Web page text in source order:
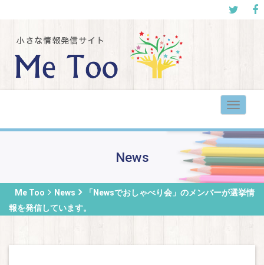
Toggle
News
Me Too News
「Newsでおしゃべり会」のメンバーが選挙情
報を発信しています。